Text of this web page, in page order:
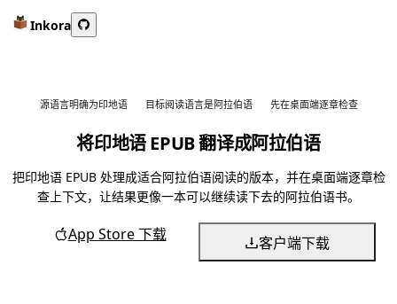
Inkora
源语言明确为印地语 目标阅读语言是阿拉伯语 先在桌面端逐章检查
将印地语 EPUB 翻译成阿拉伯语
把印地语 EPUB 处理成适合阿拉伯语阅读的版本，并在桌面端逐章检
查上下文，让结果更像一本可以继续读下去的阿拉伯语书。
App Store 下载 客户端下载